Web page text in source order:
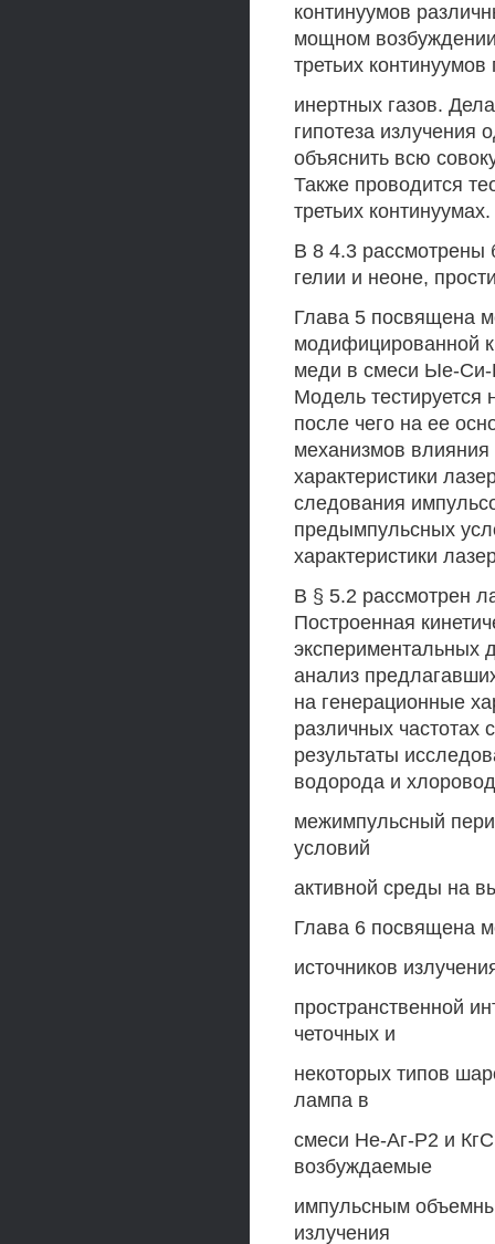
континуумов
мощном
третьих
инертных газов.
гипотеза излучения
объяснить всю
Также проводится
третьих континуумах.
В 8 4.3 рассмотрены
гелии и неоне,
Глава 5 посвящена
модифицированной
меди в смеси Ые-Си-
Модель
после чего на ее
механизмов
характеристики
следования
предымпульсных
характеристики
В § 5.2 рассмотрен
Построенная
экспериментальных
анализ
на генерационные
различных частотах
результаты
водорода и
межимпульсный
условий
активной среды на
Глава 6 посвящена
источников
пространственной
четочных и
некоторых типов
лампа в
смеси Не-Аг-Р2 и
возбуждаемые
импульсным
излучения